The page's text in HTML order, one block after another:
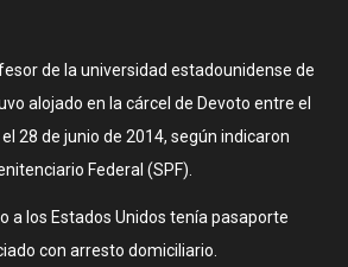
de la universidad estadounidense de
alojado en la cárcel de Devoto entre el
28 de junio de 2014, según indicaron
Federal (SPF).
a los Estados Unidos tenía pasaporte
con arresto domiciliario.